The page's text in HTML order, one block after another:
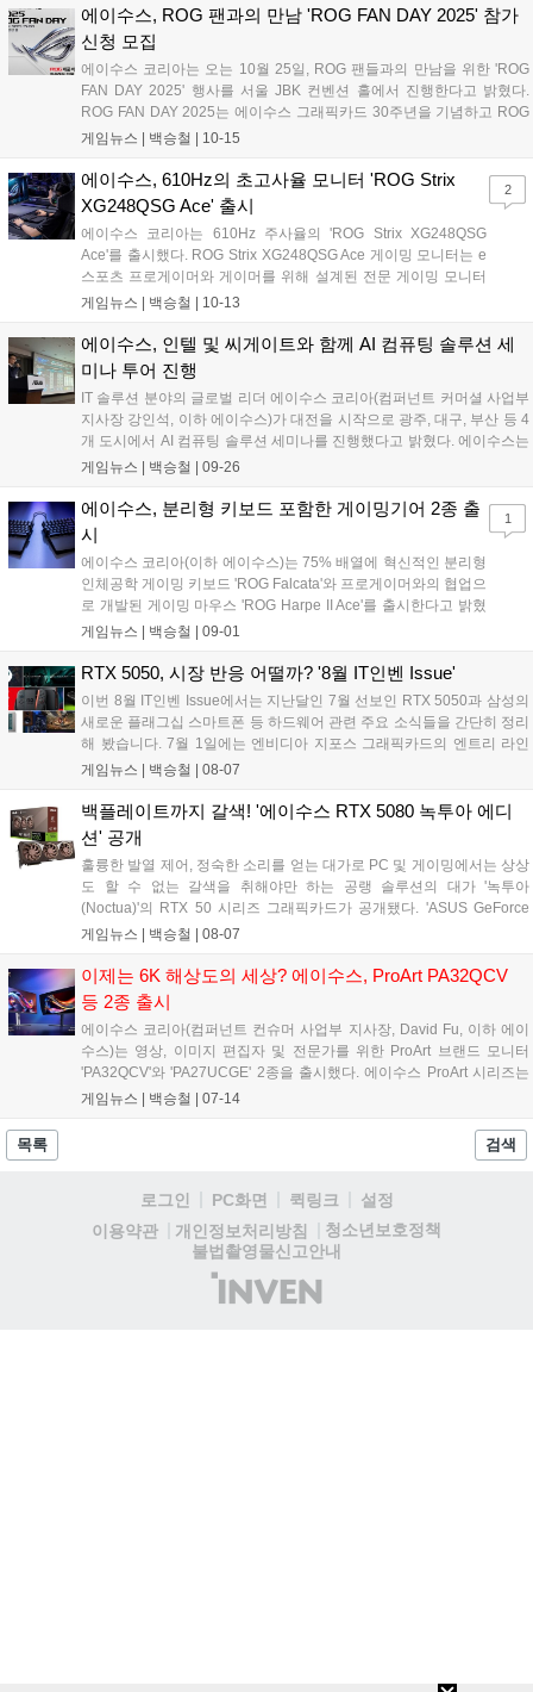
ROG, TUF, PRIME 브랜드 제품 구매 시 최대 6만 원권 상품권을 증정한
다....
에이수스, ROG 팬과의 만남 'ROG FAN DAY 2025' 참가
신청 모집
에이수스 코리아는 오는 10월 25일, ROG 팬들과의 만남을 위한 'ROG
FAN DAY 2025' 행사를 서울 JBK 컨벤션 홀에서 진행한다고 밝혔다.
ROG FAN DAY 2025는 에이수스 그래픽카드 30주년을 기념하고 ROG
를 사랑하는 유저들과의 만남을 위해 마련된 자리로 10월 25일 오후 3
어 신제품 전시 및 체험 그리고 다양한 이벤트와 경품이 제공될 예정으
로 참가 신청은 에이수스 공식 홈페이지 및 ASUS ROG SNS 채널을 통
해 가능하다....
게임뉴스 | 백승철 | 10-15
에이수스, 610Hz의 초고사율 모니터 'ROG Strix
XG248QSG Ace' 출시
에이수스 코리아는 610Hz 주사율의 'ROG Strix XG248QSG
Ace'를 출시했다. ROG Strix XG248QSG Ace 게이밍 모니터는 e
스포츠 프로게이머와 게이머를 위해 설계된 전문 게이밍 모니터
다. e스포츠 프로게이머가 요구하는 집중력에 적합한 24.1인치
비주얼의 부드러움과 변화를 빠르게 파악하여, 한 차원 높은 수준
의 플레이가 가능하도록 설계된 제품이다. 0.1ms의 응답속도와
개선된 익스트림 로우 모션 블러 2 기술을 적용해 모션 블러과 고
스팅 현상을 최소화하여 상대의 움직임을 빠르게 추적 가능하며,
0.8ms의 낮은 인풋렉을 더해 입력 지연 없는 즉각적인 반응을 지
원하여 게이머가 경기에서 유리한 고지를 선점할 수 있다....
게임뉴스 | 백승철 | 10-13
2
에이수스, 인텔 및 씨게이트와 함께 AI 컴퓨팅 솔루션 세
미나 투어 진행
IT 솔루션 분야의 글로벌 리더 에이수스 코리아(컴퍼넌트 커머셜 사업부
지사장 강인석, 이하 에이수스)가 대전을 시작으로 광주, 대구, 부산 등 4
개 도시에서 AI 컴퓨팅 솔루션 세미나를 진행했다고 밝혔다. 에이수스는
AI 시대의 핵심 플레이어로 NVIDIA와의 파트너 관계를 통한 강력한
이번 세미나는 AI를 통해 급변하고 있는 시장 환경 속에서 에이수스의 서
버, IoT, 미니 PC 기술이 어떻게 비즈니스의 경계를 확장하고 새로운 가
치를 창출하는지에 대한 깊이 있는 제안과 방향 설정을 위해 마련되었
다....
게임뉴스 | 백승철 | 09-26
에이수스, 분리형 키보드 포함한 게이밍기어 2종 출
시
에이수스 코리아(이하 에이수스)는 75% 배열에 혁신적인 분리형
인체공학 게이밍 키보드 'ROG Falcata'와 프로게이머와의 협업으
로 개발된 게이밍 마우스 'ROG Harpe II Ace'를 출시한다고 밝혔
다. 'ROG Falcata 게이밍 키보드'는 사용자가 의도한 키 입력을 정
연성을 갖춰 다양한 게임 환경에 대응하는 제품이다. 'ROG
'Demon1'을 포함해 최고의 프로 게이머들과의 협업을 통해 개발
되었다. 이를 통해 정밀한 움직임 및 신뢰성을 갖추어 플레이어의
잠재력을 극대화하여 실현할 수 있도록 설계되었다....
게임뉴스 | 백승철 | 09-01
1
RTX 5050, 시장 반응 어떨까? '8월 IT인벤 Issue'
이번 8월 IT인벤 Issue에서는 지난달인 7월 선보인 RTX 5050과 삼성의
새로운 플래그십 스마트폰 등 하드웨어 관련 주요 소식들을 간단히 정리
해 봤습니다. 7월 1일에는 엔비디아 지포스 그래픽카드의 엔트리 라인
업, RTX 5050이 출시됐습니다. 50 및 60 라인업의 제품은 가격 접근성
세계 하드웨어 커뮤니티로부터 혹평을 받고 있습니다....
게임뉴스 | 백승철 | 08-07
백플레이트까지 갈색! '에이수스 RTX 5080 녹투아 에디
션' 공개
훌륭한 발열 제어, 정숙한 소리를 얻는 대가로 PC 및 게이밍에서는 상상
도 할 수 없는 갈색을 취해야만 하는 공랭 솔루션의 대가 '녹투아
(Noctua)'의 RTX 50 시리즈 그래픽카드가 공개됐다. 'ASUS GeForce
RTX 5080 16GB GDDR7 Noctua OC Edition'이 주는 느낌은 이전 세대
픽카드는 뭔가 그래픽카드 골격에 녹투아 쿨러를 얹은 것 같은 느낌이었
다. 하지만 이번 RTX 5080에서는 정말로 협업하여 디자인 및 제작이 되
었다는 느낌을 풍긴다. 색깔도 이런데 자꾸 풍긴다고 해서 미안하지만
사실이다. 그래픽카드를 감싸고 있는 겉면뿐만 아니라 백플레이트까지
녹투아를 상징하는 갈색으로 구성되어 있다....
게임뉴스 | 백승철 | 08-07
이제는 6K 해상도의 세상? 에이수스, ProArt PA32QCV
등 2종 출시
에이수스 코리아(컴퍼넌트 컨슈머 사업부 지사장, David Fu, 이하 에이
수스)는 영상, 이미지 편집자 및 전문가를 위한 ProArt 브랜드 모니터
'PA32QCV'와 'PA27UCGE' 2종을 출시했다. 에이수스 ProArt 시리즈는
사진작가, 비디오그래퍼, 건축가, 아티스트 등 크리에이티브 전문가를
게임뉴스 | 백승철 | 07-14
목록 검색
로그인 PC화면 퀵링크
설정
이용약관
개인정보처리방침
청소년보호정책
불법촬영물신고안내
(주)
인